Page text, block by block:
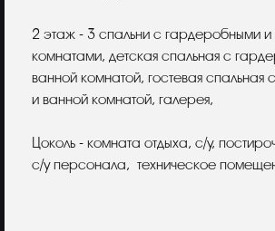
2 этаж - 3 спальни с гардеробными
комнатами, детская спальная с
ванной комнатой, гостевая спальная
и ванной комнатой, галерея,
Цоколь - комната отдыха, с/у,
с/у персонала, техническое